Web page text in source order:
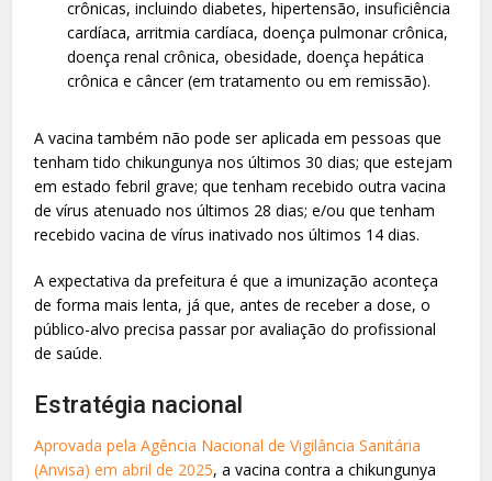
crônicas, incluindo diabetes, hipertensão, insuficiência
cardíaca, arritmia cardíaca, doença pulmonar crônica,
doença renal crônica, obesidade, doença hepática
crônica e câncer (em tratamento ou em remissão).
A vacina também não pode ser aplicada em pessoas que
tenham tido chikungunya nos últimos 30 dias; que estejam
em estado febril grave; que tenham recebido outra vacina
de vírus atenuado nos últimos 28 dias; e/ou que tenham
recebido vacina de vírus inativado nos últimos 14 dias.
A expectativa da prefeitura é que a imunização aconteça
de forma mais lenta, já que, antes de receber a dose, o
público-alvo precisa passar por avaliação do profissional
de saúde.
Estratégia nacional
Aprovada pela Agência Nacional de Vigilância Sanitária
(Anvisa) em abril de 2025, a vacina contra a chikungunya